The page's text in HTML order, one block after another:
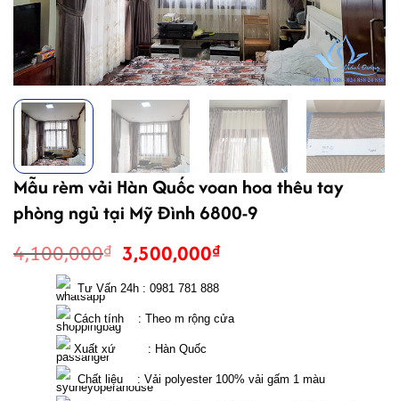
Mẫu rèm vải Hàn Quốc voan hoa thêu tay
phòng ngủ tại Mỹ Đình 6800-9
4,100,000₫ Giá
là:
4,100,000₫.
3,500,000₫Giá
là:
Tư Vấn 24h : 0981 781 888
Cách tính    : Theo m rộng cửa
Xuất xứ         : Hàn Quốc
Chất liệu    : Vải polyester 100% vải gấm 1 màu